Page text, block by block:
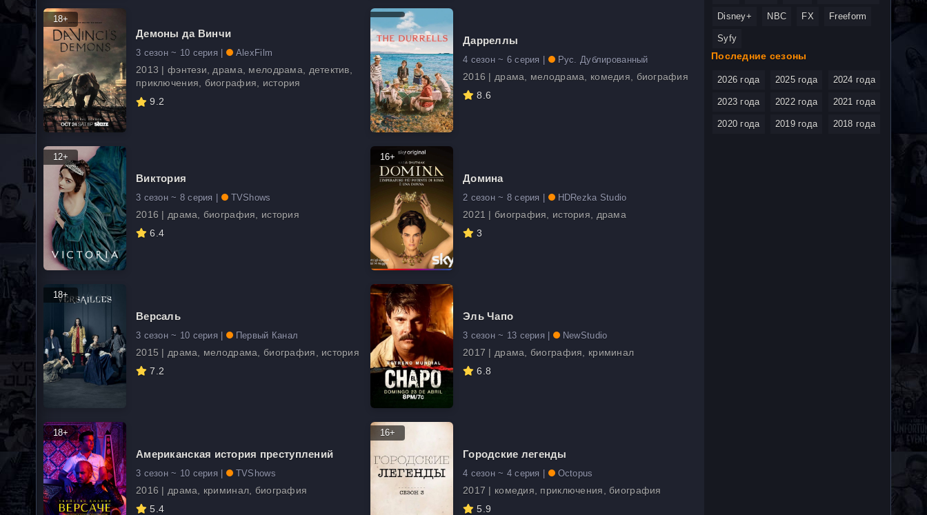
18+
Демоны да Винчи
3 сезон ~ 10 серия | AlexFilm
2013 | фэнтези, драма, мелодрама, детектив,
приключения, биография, история
9.2
Дарреллы
4 сезон ~ 6 серия | Рус. Дублированный
2016 | драма, мелодрама, комедия, биография
8.6
12+
Виктория
3 сезон ~ 8 серия | TVShows
2016 | драма, биография, история
6.4
16+
Домина
2 сезон ~ 8 серия | HDRezka Studio
2021 | биография, история, драма
3
18+
Версаль
3 сезон ~ 10 серия | Первый Канал
2015 | драма, мелодрама, биография, история
7.2
Эль Чапо
3 сезон ~ 13 серия | NewStudio
2017 | драма, биография, криминал
6.8
18+
Американская история преступлений
3 сезон ~ 10 серия | TVShows
2016 | драма, криминал, биография
5.4
16+
Городские легенды
4 сезон ~ 4 серия | Octopus
2017 | комедия, приключения, биография
5.9
Disney+ NBC FX Freeform
Syfy
Последние сезоны
2026 года 2025 года 2024 года
2023 года 2022 года 2021 года
2020 года 2019 года 2018 года